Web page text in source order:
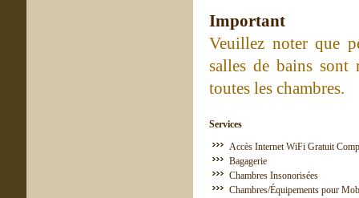
Important
Veuillez noter que
salles de bains sont
toutes les chambres.
Services
Accès Internet WiFi Gratuit
Bagagerie
Chambres Insonorisées
Chambres/Équipements pour